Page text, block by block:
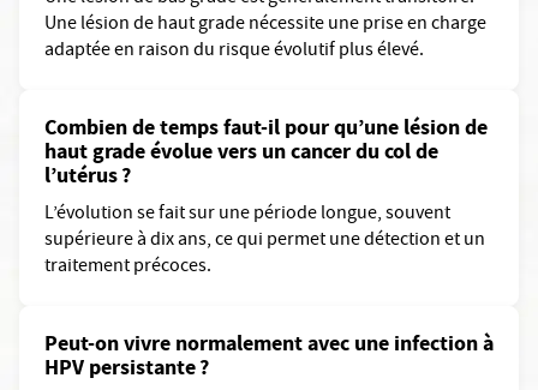
Une lésion de haut grade nécessite une prise en charge
adaptée en raison du risque évolutif plus élevé.
Combien de temps faut-il pour qu’une lésion de
haut grade évolue vers un cancer du col de
l’utérus ?
L’évolution se fait sur une période longue, souvent
supérieure à dix ans, ce qui permet une détection et un
traitement précoces.
Peut-on vivre normalement avec une infection à
HPV persistante ?